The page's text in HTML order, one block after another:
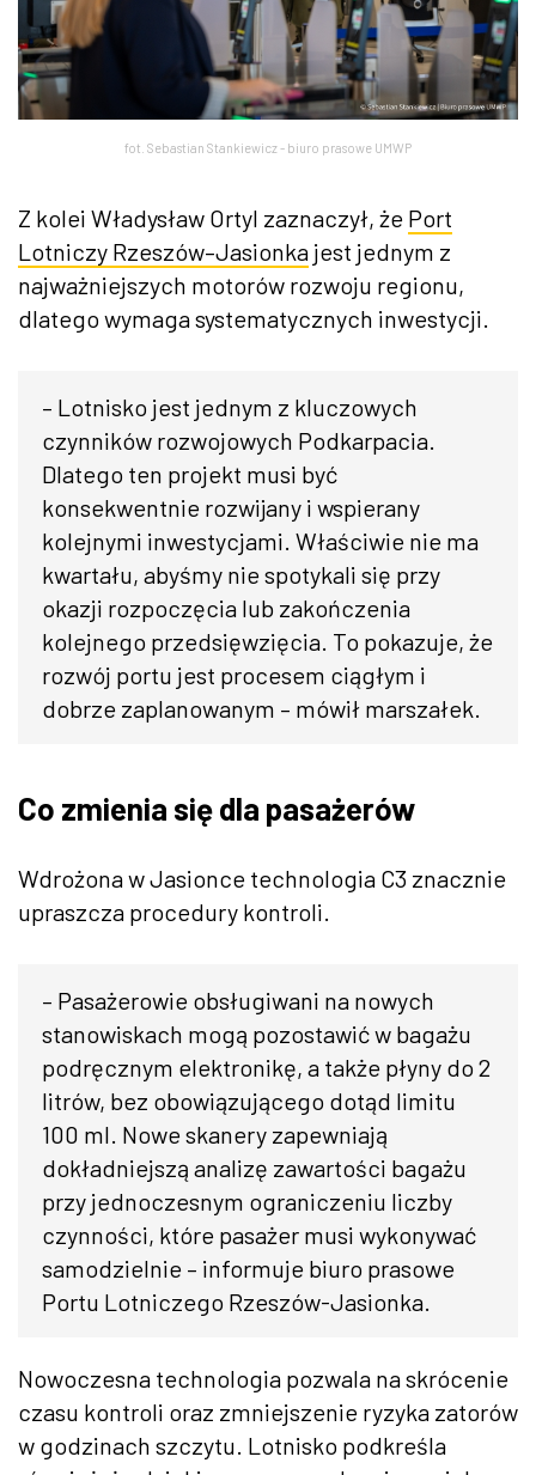
fot. Sebastian Stankiewicz - biuro prasowe UMWP
Z kolei Władysław Ortyl zaznaczył, że Port
Lotniczy Rzeszów–Jasionka jest jednym z
najważniejszych motorów rozwoju regionu,
dlatego wymaga systematycznych inwestycji.
– Lotnisko jest jednym z kluczowych
czynników rozwojowych Podkarpacia.
Dlatego ten projekt musi być
konsekwentnie rozwijany i wspierany
kolejnymi inwestycjami. Właściwie nie ma
kwartału, abyśmy nie spotykali się przy
okazji rozpoczęcia lub zakończenia
kolejnego przedsięwzięcia. To pokazuje, że
rozwój portu jest procesem ciągłym i
dobrze zaplanowanym – mówił marszałek.
Co zmienia się dla pasażerów
Wdrożona w Jasionce technologia C3 znacznie
upraszcza procedury kontroli.
– Pasażerowie obsługiwani na nowych
stanowiskach mogą pozostawić w bagażu
podręcznym elektronikę, a także płyny do 2
litrów, bez obowiązującego dotąd limitu
100 ml. Nowe skanery zapewniają
dokładniejszą analizę zawartości bagażu
przy jednoczesnym ograniczeniu liczby
czynności, które pasażer musi wykonywać
samodzielnie – informuje biuro prasowe
Portu Lotniczego Rzeszów-Jasionka.
Nowoczesna technologia pozwala na skrócenie
czasu kontroli oraz zmniejszenie ryzyka zatorów
w godzinach szczytu. Lotnisko podkreśla